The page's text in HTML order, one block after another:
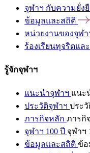
จุฬาฯ กับความยั่ง
ข้อมูลและสถิติ
หน่วยงานของจุฬา
ร้องเรียนทุจริตแ
รู้จักจุฬาฯ
แนะนำจุฬาฯ แนะ
ประวัติจุฬาฯ ประ
ภารกิจหลัก ภารกิ
จุฬาฯ 100 ปี จุฬาฯ
ข้อมูลและสถิติ ข้อ